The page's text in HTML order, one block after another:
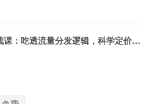
（18577期）拼多多爆单运营实战课：吃透流量分发逻辑，科学定价布局SKU轻松提升店铺利润